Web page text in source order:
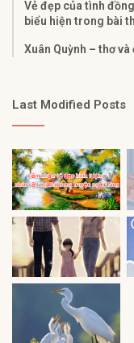
Vẻ đẹp của tình
biểu hiện trong bài
Xuân Quỳnh – thơ và
Last Modified Posts